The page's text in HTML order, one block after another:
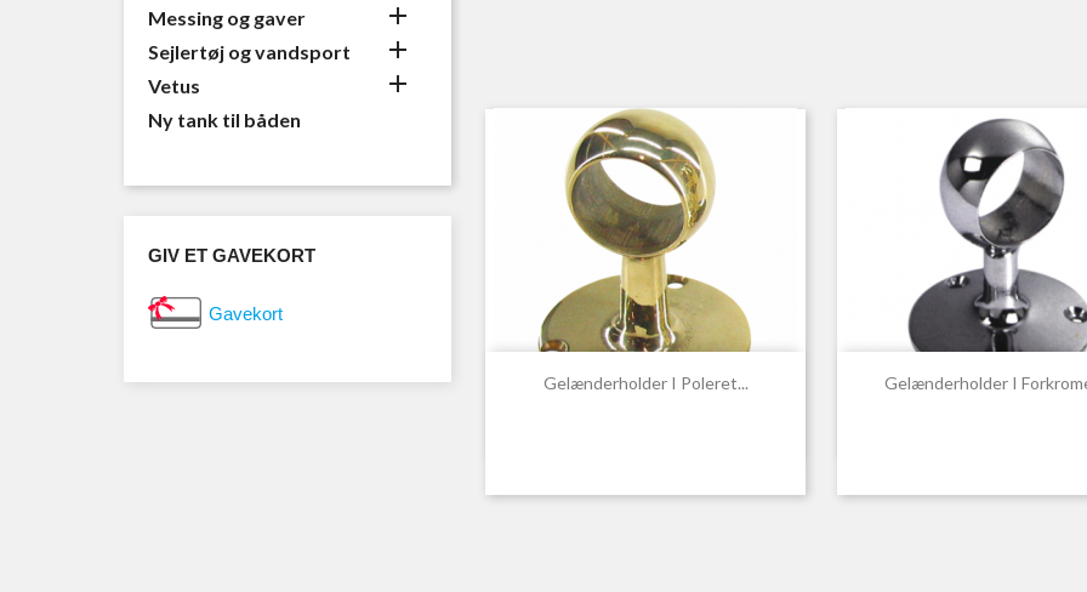
Messing og gaver 
Sejlertøj og vandsport 
Vetus 
Ny tank til båden
GIV ET GAVEKORT
Gavekort
Gelænderholder I Poleret...
Hurtigvisning Gelænderholder I
Hurtigvisning